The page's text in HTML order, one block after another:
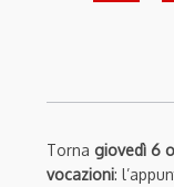
Torna giovedì 6
vocazioni: